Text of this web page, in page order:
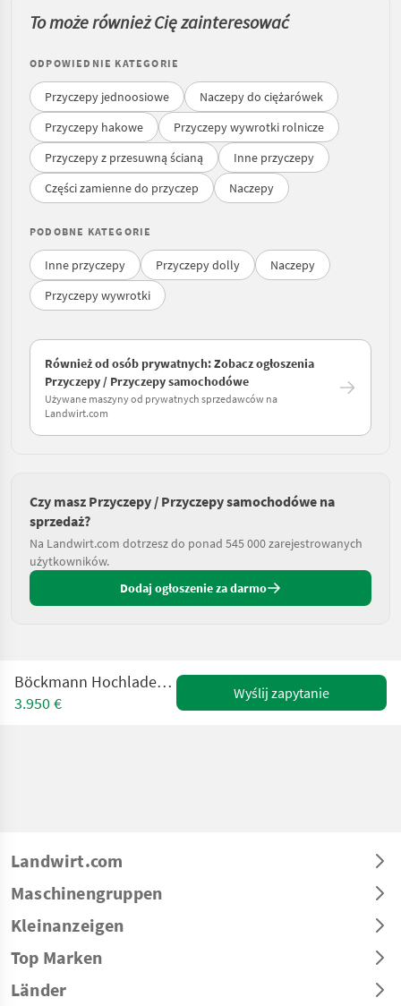
To może również Cię zainteresować
ODPOWIEDNIE KATEGORIE
Przyczepy jednoosiowe
Naczepy do ciężarówek
Przyczepy hakowe
Przyczepy wywrotki rolnicze
Przyczepy z przesuwną ścianą
Inne przyczepy
Części zamienne do przyczep
Naczepy
PODOBNE KATEGORIE
Inne przyczepy Przyczepy dolly
Naczepy
Przyczepy wywrotki
Również od osób prywatnych: Zobacz ogłoszenia
Przyczepy / Przyczepy samochodówe
Używane maszyny od prywatnych sprzedawców na
Landwirt.com
Czy masz Przyczepy / Przyczepy samochodówe na
sprzedaż?
Na Landwirt.com dotrzesz do ponad 545 000 zarejestrowanych
użytkowników.
Dodaj ogłoszenie za darmo
Böckmann Hochlader HL-AL 3016/27 2700kg
3.950 €
Wyślij zapytanie
Landwirt.com
Maschinengruppen
Kleinanzeigen
Top Marken
Länder